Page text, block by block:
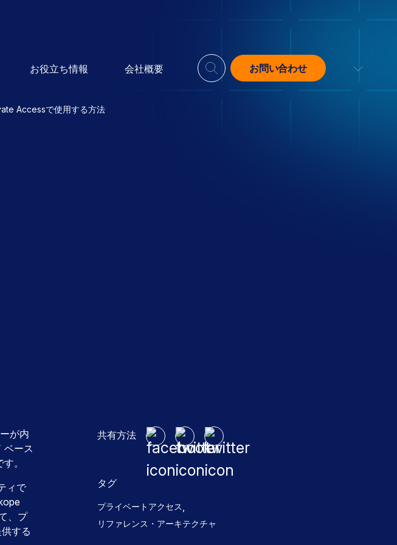
お役立ち情報 会社概要 お問い合わせ
Accessで使用する方法
が内
ベース
。
ィで
、プ
する
共有方法
タグ
プライベートアクセス,
リファレンス・アーキテクチャ